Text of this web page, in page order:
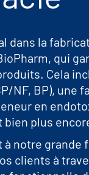
dans la
qui
Cela
NF, BP), une
en
bien plus
à notre
clients à